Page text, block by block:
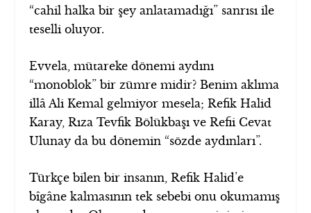
“cahil halka bir şey anlatamadığı” sanrısı ile
teselli oluyor.
Evvela, mütareke dönemi aydını
“monoblok” bir zümre midir? Benim aklıma
illâ Ali Kemal gelmiyor mesela; Refik Halid
Karay, Rıza Tevfik Bölükbaşı ve Refii Cevat
Ulunay da bu dönemin “sözde aydınları”.
Türkçe bilen bir insanın, Refik Halid’e
bîgâne kalmasının tek sebebi onu okumamış